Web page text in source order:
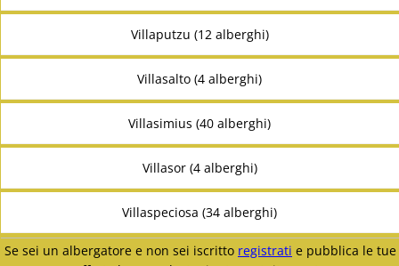
Villaputzu (12 alberghi)
Villasalto (4 alberghi)
Villasimius (40 alberghi)
Villasor (4 alberghi)
Villaspeciosa (34 alberghi)
Se sei un albergatore e non sei iscritto registrati e pubblica le tue